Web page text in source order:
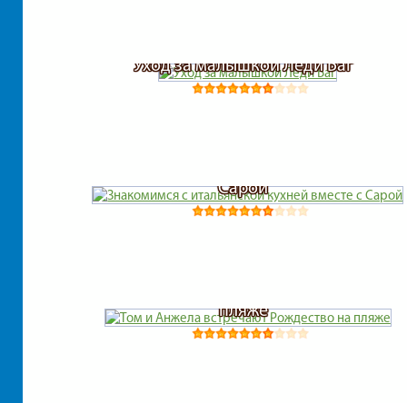
Уход за малышкой Леди Баг
Сарой
пляже